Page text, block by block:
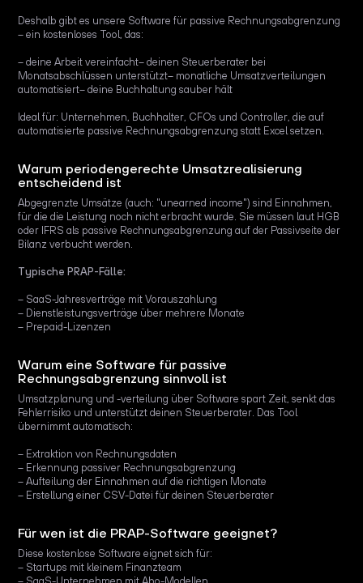
Deshalb gibt es unsere Software für passive Rechnungsabgrenzung
– ein kostenloses Tool, das:
– deine Arbeit vereinfacht– deinen Steuerberater bei
Monatsabschlüssen unterstützt– monatliche Umsatzverteilungen
automatisiert– deine Buchhaltung sauber hält
Ideal für: Unternehmen, Buchhalter, CFOs und Controller, die auf
automatisierte passive Rechnungsabgrenzung statt Excel setzen.
Warum periodengerechte Umsatzrealisierung
entscheidend ist
Abgegrenzte Umsätze (auch: "unearned income") sind Einnahmen,
für die die Leistung noch nicht erbracht wurde. Sie müssen laut HGB
oder IFRS als passive Rechnungsabgrenzung auf der Passivseite der
Bilanz verbucht werden.
Typische PRAP-Fälle:
– SaaS-Jahresverträge mit Vorauszahlung
– Dienstleistungsverträge über mehrere Monate
– Prepaid-Lizenzen
Warum eine Software für passive
Rechnungsabgrenzung sinnvoll ist
Umsatzplanung und -verteilung über Software spart Zeit, senkt das
Fehlerrisiko und unterstützt deinen Steuerberater. Das Tool
übernimmt automatisch:
– Extraktion von Rechnungsdaten
– Erkennung passiver Rechnungsabgrenzung
– Aufteilung der Einnahmen auf die richtigen Monate
– Erstellung einer CSV-Datei für deinen Steuerberater
Für wen ist die PRAP-Software geeignet?
Diese kostenlose Software eignet sich für:
– Startups mit kleinem Finanzteam